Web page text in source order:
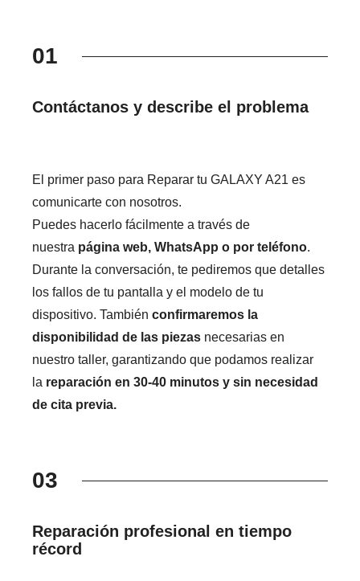
01
Contáctanos y describe el problema
El primer paso para Reparar tu GALAXY A21 es
comunicarte con nosotros.
Puedes hacerlo fácilmente a través de
nuestra página web, WhatsApp o por teléfono.
Durante la conversación, te pediremos que detalles
los fallos de tu pantalla y el modelo de tu
dispositivo. Tambiénconfirmaremos la
disponibilidad de las piezas necesarias en
nuestro taller, garantizando que podamos realizar
la reparación en 30-40 minutos y sin necesidad
de cita previa.
03
Reparación profesional en tiempo
récord